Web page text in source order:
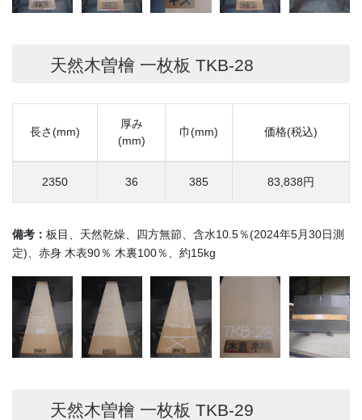
天然木曽檜 一枚板 TKB-28
長さ(mm)
厚み
(mm)
巾(mm) 価格(税込)
2350 36 385 83,838円
備考： 板目、天然乾燥、四方無節、含水10.5％(2024年5月30日測
定)、赤身 木表90％ 木裏100％、約15kg
天然木曽檜 一枚板 TKB-29